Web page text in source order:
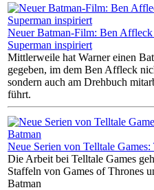
Neuer Batman-Film: Ben
Superman inspiriert
Mittlerweile hat Warner einen
gegeben, im dem Ben Affleck
sondern auch am Drehbuch
führt.
Neue Serien von Telltale
Die Arbeit bei Telltale Games
Staffeln von Games of Thrones
Batman